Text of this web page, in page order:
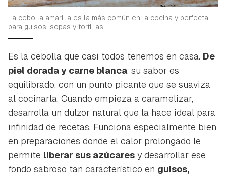
La cebolla amarilla es la más común en la cocina y perfecta
para guisos, sopas y tortillas.
Es la cebolla que casi todos tenemos en casa. De
piel dorada y carne blanca, su sabor es
equilibrado, con un punto picante que se suaviza
al cocinarla. Cuando empieza a caramelizar,
desarrolla un dulzor natural que la hace ideal para
infinidad de recetas. Funciona especialmente bien
en preparaciones donde el calor prolongado le
permite liberar sus azúcares y desarrollar ese
fondo sabroso tan característico en guisos,